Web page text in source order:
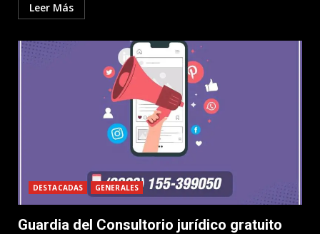
Leer Más
DESTACADAS GENERALES
Guardia del Consultorio jurídico gratuito